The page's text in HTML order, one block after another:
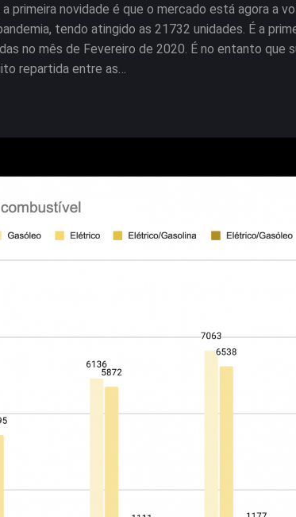
primeira novidade é que o mercado está agora a
tendo atingido as 21732 unidades. É a
no mês de Fevereiro de 2020. É no entanto que
repartida entre as…